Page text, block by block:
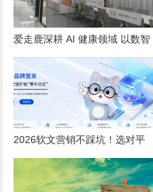
爱走鹿深耕 AI 健康领域 以数智
创新，赋能全民健康
2026软文营销不踩坑！选对平
台，小预算也能撬动大流量